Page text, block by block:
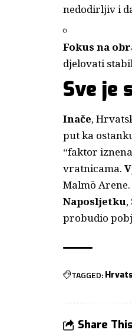
nedodirljiv i
Fokus na
djelovati
Sve je
Inače,
put ka
“faktor
vratnicama.
Malmö Arene.
Naposljetku,
probudio
TAGGED:
Share